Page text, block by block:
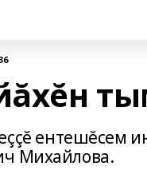
ентешĕсем
Михайлова.